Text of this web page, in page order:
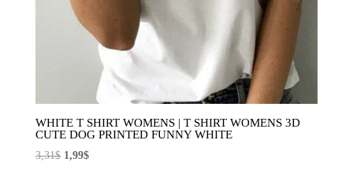
WHITE T SHIRT WOMENS | T SHIRT WOMENS 3D
CUTE DOG PRINTED FUNNY WHITE
3,31$ El
1,99$El